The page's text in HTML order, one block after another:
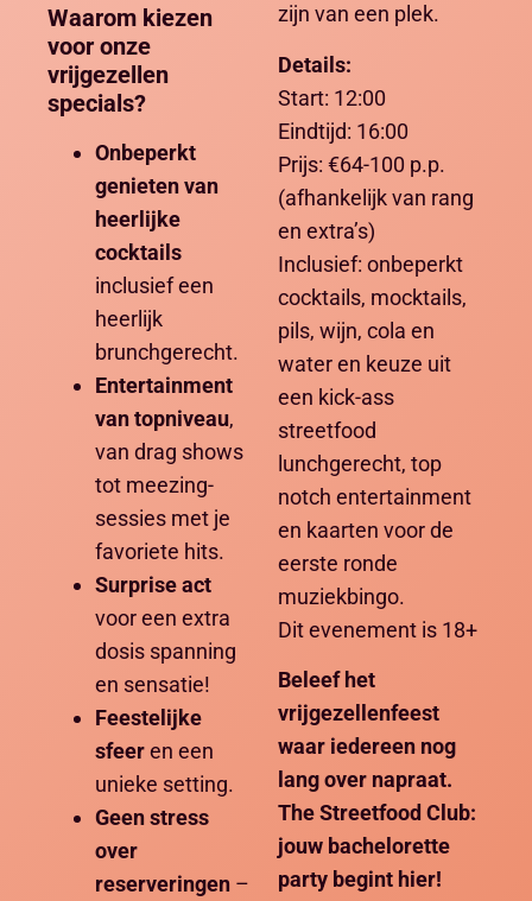
Waarom kiezen
voor onze
vrijgezellen
specials?
Onbeperkt
genieten van
heerlijke
cocktails
inclusief een
heerlijk
brunchgerecht.
Entertainment
van topniveau,
van drag shows
tot meezing-
sessies met je
favoriete hits.
Surprise act
voor een extra
dosis spanning
en sensatie!
Feestelijke
sfeeren een
unieke setting.
Geen stress
over
reserveringen –
zijn van een plek.
Details:
Start: 12:00
Eindtijd: 16:00
Prijs: €64-100 p.p.
(afhankelijk van rang
en extra’s)
Inclusief: onbeperkt
cocktails, mocktails,
pils, wijn, cola en
water en keuze uit
een kick-ass
streetfood
lunchgerecht, top
notch entertainment
en kaarten voor de
eerste ronde
muziekbingo.
Dit evenement is 18+
Beleef het
vrijgezellenfeest
waar iedereen nog
lang over napraat.
The Streetfood Club:
jouw bachelorette
party begint hier!